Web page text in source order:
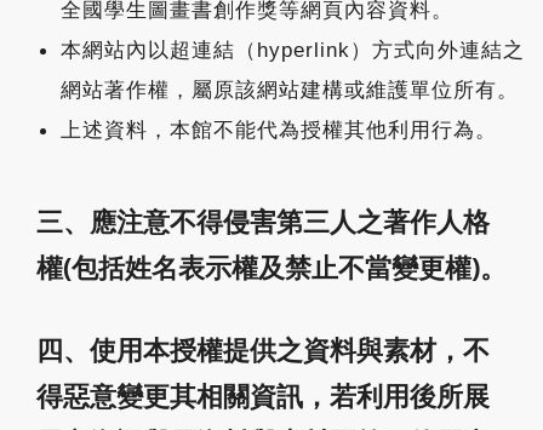
全國學生圖畫書創作獎等網頁內容資料。
本網站內以超連結（hyperlink）方式向外連結之
網站著作權，屬原該網站建構或維護單位所有。
上述資料，本館不能代為授權其他利用行為。
三、應注意不得侵害第三人之著作人格
權(包括姓名表示權及禁止不當變更權)。
四、使用本授權提供之資料與素材，不
得惡意變更其相關資訊，若利用後所展